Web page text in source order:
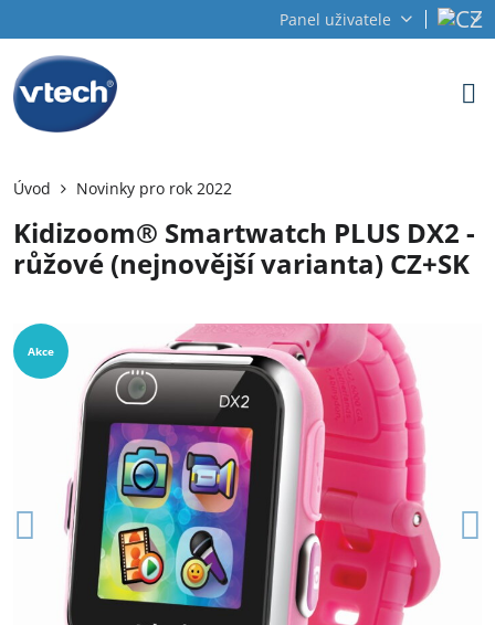
Panel uživatele
Akce
Úvod Novinky pro rok 2022
Kidizoom® Smartwatch PLUS DX2 -
růžové (nejnovější varianta) CZ+SK